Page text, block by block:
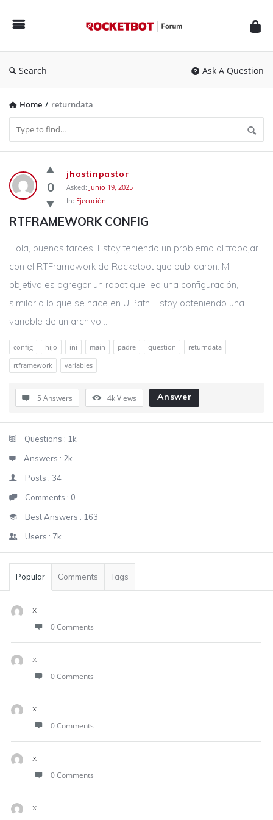
Forum
Search Ask A Question
Home / returndata
Rocketbot
Forum
Latest
Questions
0
jhostinpastor
Asked: Junio 19, 2025
In: Ejecución
RTFRAMEWORK CONFIG
Hola, buenas tardes, Estoy teniendo un problema al trabajar
con el RTFramework de Rocketbot que publicaron. Mi
objetivo es agregar un robot que lea una configuración,
similar a lo que se hace en UiPath. Estoy obteniendo una
variable de un archivo ...
config hijo ini main padre question
returndata
rtframework
variables
5 Answers 4kViews Answer
StatsQuestions : 1k
Answers : 2k
Posts : 34
Comments : 0
Best Answers : 163
Users : 7k
Popular Comments Tags
x
0 Comments
x
0 Comments
x
0 Comments
x
0 Comments
x